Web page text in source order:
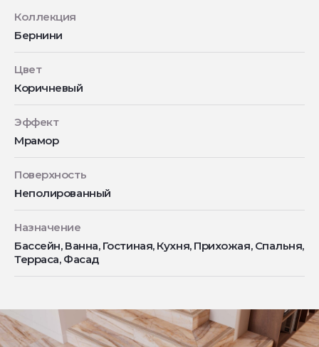
Коллекция
Бернини
Цвет
Коричневый
Эффект
Мрамор
Поверхность
Неполированный
Назначение
Бассейн, Ванна, Гостиная, Кухня, Прихожая, Спальня,
Терраса, Фасад